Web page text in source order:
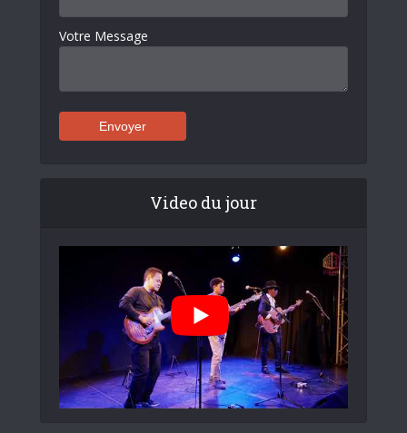
Votre Message
Video du jour